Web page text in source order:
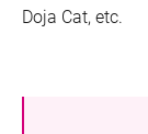
Doja Cat, etc.